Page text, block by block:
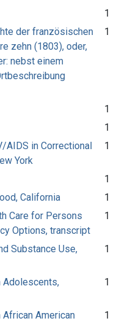
1
der französischen
zehn (1803), oder,
nebst einem
1
1
1
AIDS in Correctional
York
1
1
California
1
Care for Persons
Options, transcript
1
Substance Use,
1
Adolescents,
1
American 1